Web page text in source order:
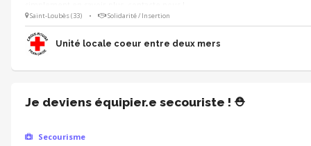
Saint-Loubès (33) • Solidarité / Insertion
Unité locale coeur entre deux mers
Je deviens équipier.e secouriste ! ⛑️
Secourisme